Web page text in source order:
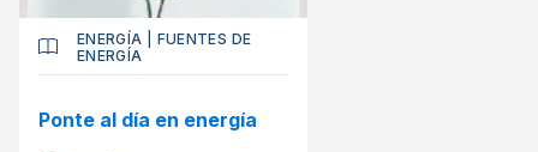
ENERGÍA
FUENTES DE
ENERGÍA
Ponte al día en energía